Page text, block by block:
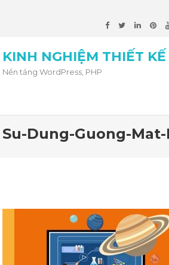
KINH NGHIỆM THIẾT
Nền tảng WordPress, PHP
Su-Dung-Guong-